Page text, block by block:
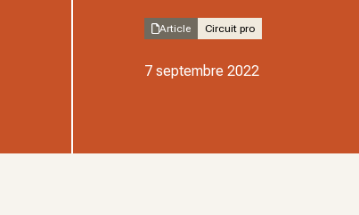
Article Circuit pro
7 septembre 2022